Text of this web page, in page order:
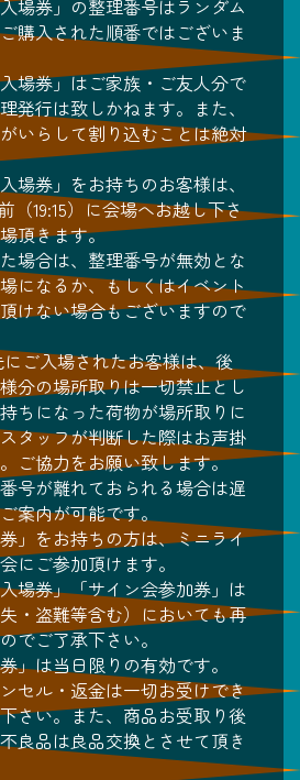
場券」の整理番号はランダム
購入された順番ではございま
場券」はご家族・ご友人分で
発行は致しかねます。また、
いらして割り込むことは絶対
場券」をお持ちのお客様は、
（19:15）に会場へお越し下さ
頂きます。
場合は、整理番号が無効とな
になるか、もしくはイベント
けない場合もございますので
ご入場されたお客様は、後
分の場所取りは一切禁止とし
ちになった荷物が場所取りに
タッフが判断した際はお声掛
ご協力をお願い致します。
号が離れておられる場合は遅
案内が可能です。
」をお持ちの方は、ミニライ
にご参加頂けます。
場券」「サイン会参加券」は
・盗難等含む）においても再
でご了承下さい。
」は当日限りの有効です。
セル・返金は一切お受けでき
さい。また、商品お受取り後
良品は良品交換とさせて頂き